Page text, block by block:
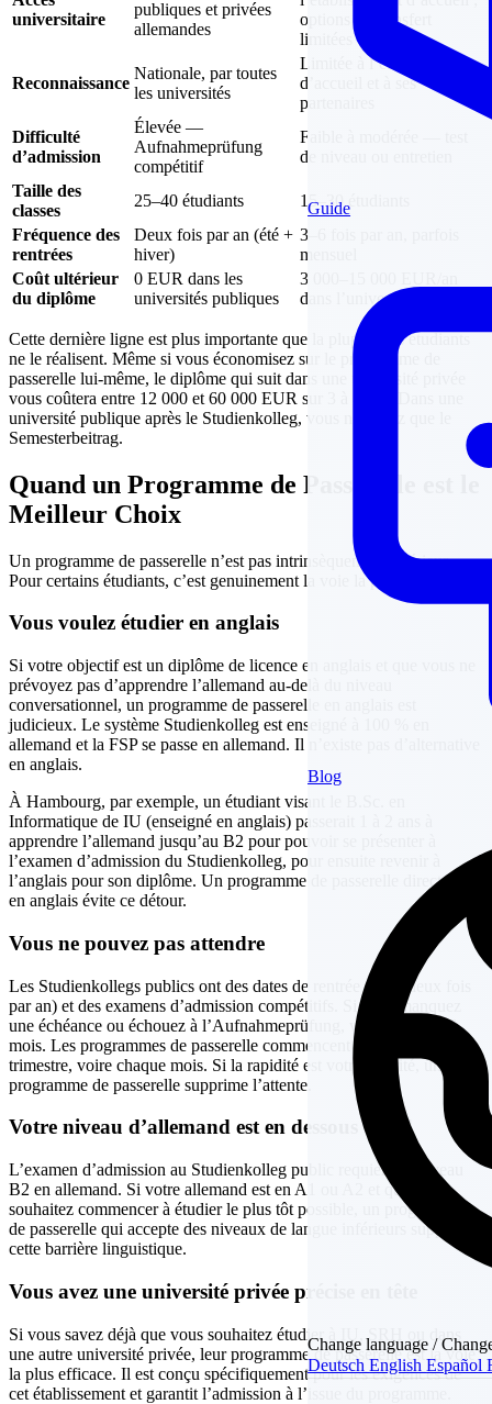
Guide
Blog
Change language /
DeutschEnglishEspañol
universitaire
publiques et privées
allemandes
options de transfert
limitées
Reconnaissance
Nationale, par toutes
les universités
Limitée à l’établissement
d’accueil et à ses
partenaires
Difficulté
d’admission
Élevée —
Aufnahmeprüfung
compétitif
Faible à modérée — test
de niveau ou entretien
Taille des
classes
25–40 étudiants
15–30 étudiants
Fréquence des
rentrées
Deux fois par an (été +
hiver)
3–6 fois par an, parfois
mensuel
Coût ultérieur
du diplôme
0 EUR dans les
universités publiques
3 000–15 000 EUR/an
dans l’université privée
Cette dernière ligne est plus importante que la plupart des étudiants
ne le réalisent. Même si vous économisez sur le programme de
passerelle lui-même, le diplôme qui suit dans une université privée
vous coûtera entre 12 000 et 60 000 EUR sur 3 à 4 ans. Dans une
université publique après le Studienkolleg, vous ne payez que le
Semesterbeitrag.
Quand un Programme de Passerelle est le
Meilleur Choix
Un programme de passerelle n’est pas intrinsèquement inférieur.
Pour certains étudiants, c’est genuinement la voie la plus pratique.
Vous voulez étudier en anglais
Si votre objectif est un diplôme de licence en anglais et que vous ne
prévoyez pas d’apprendre l’allemand au-delà du niveau
conversationnel, un programme de passerelle en anglais est
judicieux. Le système Studienkolleg est enseigné à 100 % en
allemand et la FSP se passe en allemand. Il n’existe pas d’alternative
en anglais.
À Hambourg, par exemple, un étudiant visant le B.Sc. en
Informatique de IU (enseigné en anglais) passerait 1 à 2 ans à
apprendre l’allemand jusqu’au B2 pour pouvoir se présenter à
l’examen d’admission du Studienkolleg, pour ensuite revenir à
l’anglais pour son diplôme. Un programme de passerelle directement
en anglais évite ce détour.
Vous ne pouvez pas attendre
Les Studienkollegs publics ont des dates de rentrée fixes (deux fois
par an) et des examens d’admission compétitifs. Si vous manquez
une échéance ou échouez à l’Aufnahmeprüfung, vous attendez 6
mois. Les programmes de passerelle commencent souvent chaque
trimestre, voire chaque mois. Si la rapidité est votre priorité, un
programme de passerelle supprime l’attente.
Votre niveau d’allemand est en dessous de B1
L’examen d’admission au Studienkolleg public requiert un niveau
B2 en allemand. Si votre allemand est en A1 ou A2 et que vous
souhaitez commencer à étudier le plus tôt possible, un programme
de passerelle qui accepte des niveaux de langue inférieurs supprime
cette barrière linguistique.
Vous avez une université privée précise en tête
Si vous savez déjà que vous souhaitez étudier à IU, SRH ou dans
une autre université privée, leur programme de passerelle est la voie
la plus efficace. Il est conçu spécifiquement pour les exigences de
cet établissement et garantit l’admission à l’issue du programme.